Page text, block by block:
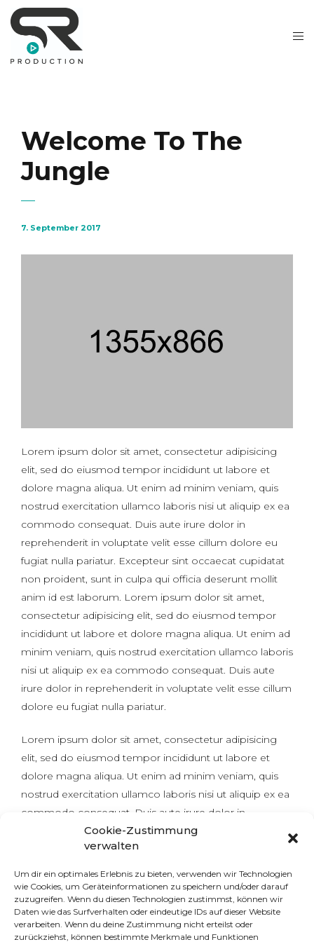
Cookie-Zustimmung
verwalten
Um dir ein optimales Erlebnis zu bieten, verwenden wir Technologien
wie Cookies, um Geräteinformationen zu speichern und/oder darauf
zuzugreifen. Wenn du diesen Technologien zustimmst, können wir
Daten wie das Surfverhalten oder eindeutige IDs auf dieser Website
verarbeiten. Wenn du deine Zustimmung nicht erteilst oder
zurückziehst, können bestimmte Merkmale und Funktionen
Welcome To The
Jungle
7. September 2017
Lorem ipsum dolor sit amet, consectetur adipisicing
elit, sed do eiusmod tempor incididunt ut labore et
dolore magna aliqua. Ut enim ad minim veniam, quis
nostrud exercitation ullamco laboris nisi ut aliquip ex ea
commodo consequat. Duis aute irure dolor in
reprehenderit in voluptate velit esse cillum dolore eu
fugiat nulla pariatur. Excepteur sint occaecat cupidatat
non proident, sunt in culpa qui officia deserunt mollit
anim id est laborum. Lorem ipsum dolor sit amet,
consectetur adipisicing elit, sed do eiusmod tempor
incididunt ut labore et dolore magna aliqua. Ut enim ad
minim veniam, quis nostrud exercitation ullamco laboris
nisi ut aliquip ex ea commodo consequat. Duis aute
irure dolor in reprehenderit in voluptate velit esse cillum
dolore eu fugiat nulla pariatur.
Lorem ipsum dolor sit amet, consectetur adipisicing
elit, sed do eiusmod tempor incididunt ut labore et
dolore magna aliqua. Ut enim ad minim veniam, quis
nostrud exercitation ullamco laboris nisi ut aliquip ex ea
commodo consequat. Duis aute irure dolor in
reprehenderit in voluptate velit esse cillum dolore eu
fugiat nulla pariatur. Excepteur sint occaecat cupidatat
anim id est laborum. Lorem ipsum dolor sit amet,
consectetur adipisicing elit, sed do eiusmod tempor
incididunt ut labore et dolore magna aliqua. Ut enim ad